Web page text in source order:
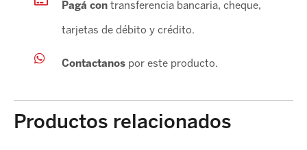
Pagá contransferencia bancaria, cheque,
tarjetas de débito y crédito.
Contactanospor este producto.
Productos relacionados